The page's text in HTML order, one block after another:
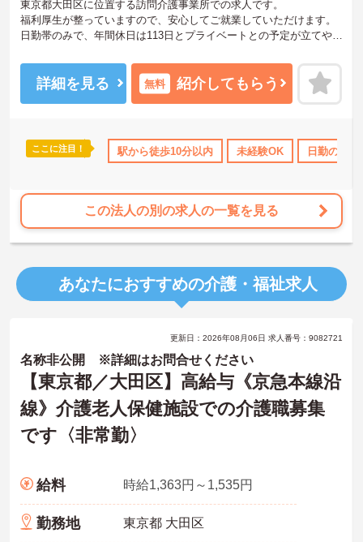
日以上 高収入 社会保険完備 交通費支給
東京都大田区に位置する訪問介護事業所での求人です。
福利厚生が整っていますので、安心してご就業していただけます。
日勤帯のみで、年間休日は113日とプライベートとの予定が立てやす
ご興味のある方には、面接対策ポイントなど、さらに詳細をお話し
いたしますので、お気軽にご相談ください。
詳細を見る 無料 紹介してもらう
ここに注目！ 駅から徒歩10分以内 未経験OK 日勤のみ
この法人の別の求人の一覧を見る
あなたにおすすめの介護・福祉求人
更新日：2026年08月06日 求人番号：9082721
名称非公開 ※詳細はお問合せください
【東京都／大田区】高給与《京急本線沿
線》介護老人保健施設での介護職募集
です〈非常勤〉
給料 時給1,363円～1,535円
勤務地 東京都 大田区